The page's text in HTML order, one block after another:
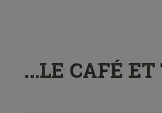
...LE CAFÉ